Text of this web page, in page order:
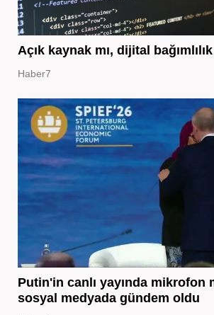
Açık kaynak mı, dijital bağımlılık
Haber7
Putin'in canlı yayında mikrofon
sosyal medyada gündem oldu